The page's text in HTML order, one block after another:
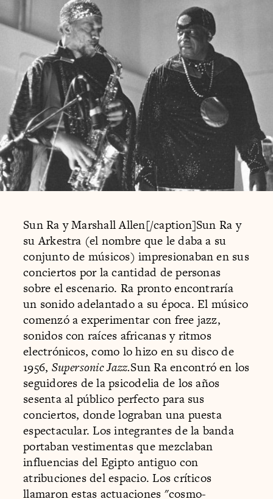
Sun Ra y Marshall Allen[/caption]Sun Ra y
su Arkestra (el nombre que le daba a su
conjunto de músicos) impresionaban en sus
conciertos por la cantidad de personas
sobre el escenario. Ra pronto encontraría
un sonido adelantado a su época. El músico
comenzó a experimentar con free jazz,
sonidos con raíces africanas y ritmos
electrónicos, como lo hizo en su disco de
1956, Supersonic Jazz.Sun Ra encontró en los
seguidores de la psicodelia de los años
sesenta al público perfecto para sus
conciertos, donde lograban una puesta
espectacular. Los integrantes de la banda
portaban vestimentas que mezclaban
influencias del Egipto antiguo con
atribuciones del espacio. Los críticos
llamaron estas actuaciones "cosmo-